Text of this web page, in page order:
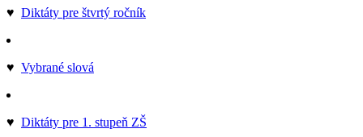
♥ Diktáty pre štvrtý ročník
♥ Vybrané slová
♥ Diktáty pre 1. stupeň ZŠ